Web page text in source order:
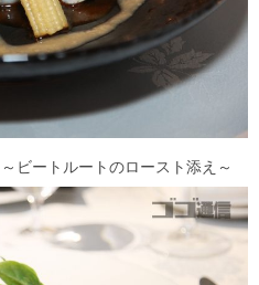
ビートルートのロースト添え～